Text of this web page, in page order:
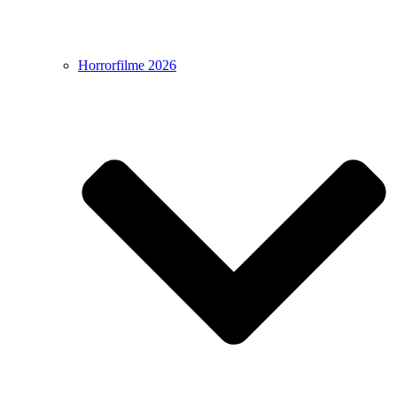
Horrorfilme 2026